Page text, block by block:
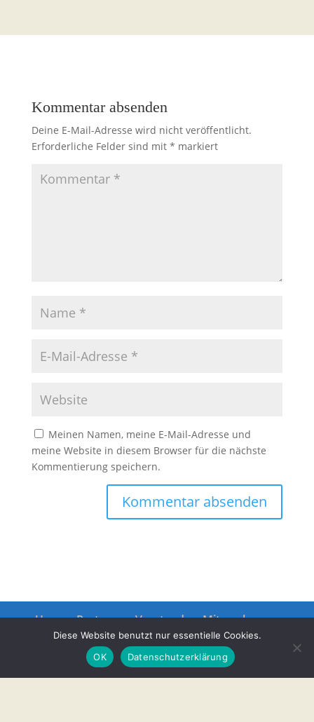
Kommentar absenden
Deine E-Mail-Adresse wird nicht veröffentlicht.
Erforderliche Felder sind mit * markiert
Meinen Namen, meine E-Mail-Adresse und
meine Website in diesem Browser für die nächste
Kommentierung speichern.
Unsere Partner Vorstand
Mitmachen
Datenschutz
Impressum
Diese Website benutzt nur essentielle Cookies.
OK
Datenschutzerklärung